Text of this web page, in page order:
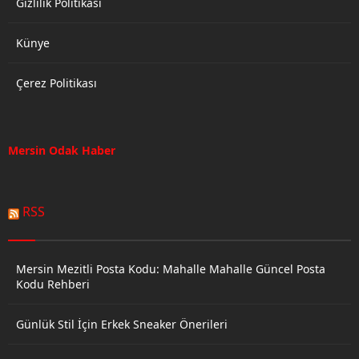
Künye
Çerez Politikası
Mersin Odak Haber
RSS
Mersin Mezitli Posta Kodu: Mahalle Mahalle Güncel Posta
Kodu Rehberi
Günlük Stil İçin Erkek Sneaker Önerileri